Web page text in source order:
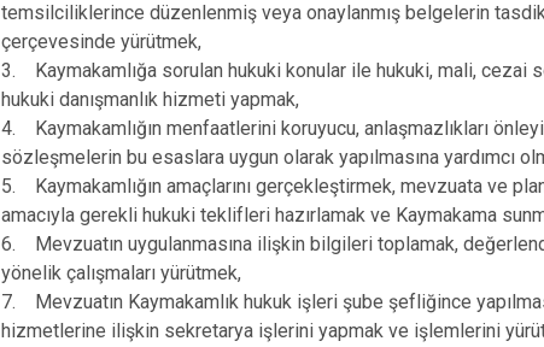
temsilciliklerince düzenlenmiş veya onaylanmış belgelerin
çerçevesinde yürütmek,
3. Kaymakamlığa sorulan hukuki konular ile hukuki, mali, cezai
hukuki danışmanlık hizmeti yapmak,
4. Kaymakamlığın menfaatlerini koruyucu, anlaşmazlıkları
sözleşmelerin bu esaslara uygun olarak yapılmasına yardımcı
5. Kaymakamlığın amaçlarını gerçekleştirmek, mevzuata ve
amacıyla gerekli hukuki teklifleri hazırlamak ve Kaymakama
6. Mevzuatın uygulanmasına ilişkin bilgileri toplamak,
yönelik çalışmaları yürütmek,
7. Mevzuatın Kaymakamlık hukuk işleri şube şefliğince
hizmetlerine ilişkin sekretarya işlerini yapmak ve işlemlerini